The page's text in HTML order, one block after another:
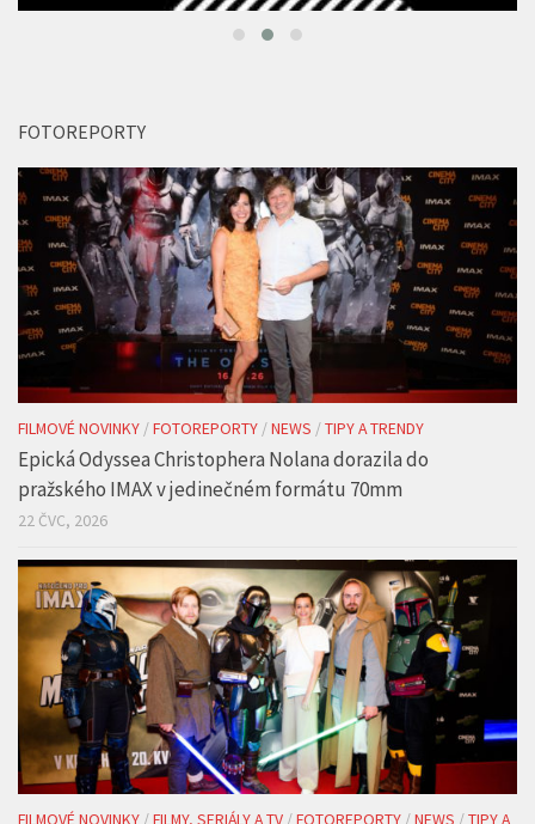
FILMOVÉ NOVINKY/FOTOREPORTY/NEWS/TIPY A TRENDY
Epická Odyssea Christophera Nolana dorazila do
pražského IMAX v jedinečném formátu 70mm
22 ČVC, 2026
FILMOVÉ NOVINKY/ FILMY, SERIÁLY A TV FOTOREPORTY NEWS /TIPY A
TRENDY
Galaxie Star Wars ožila v pražském kině IMAX na slavnostní
premiéře filmu Mandalorian a Grogu